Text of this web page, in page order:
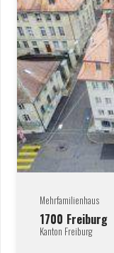
Mehrfamilienhaus
1700 Freiburg
Kanton Freiburg